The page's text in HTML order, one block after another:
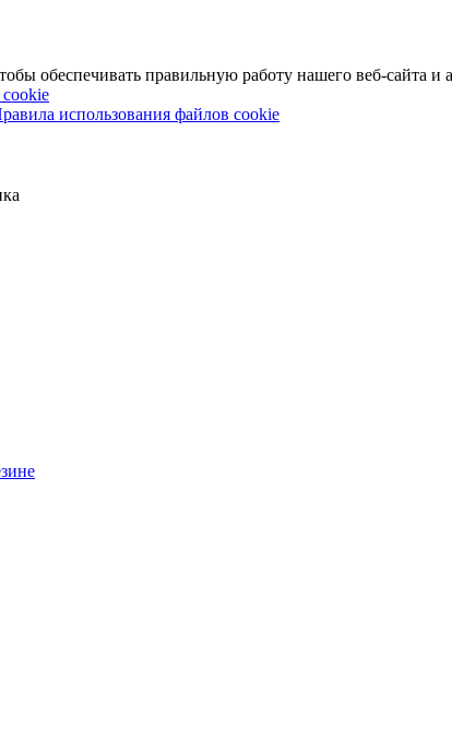
обеспечивать правильную работу нашего веб-сайта и
использования файлов cookie